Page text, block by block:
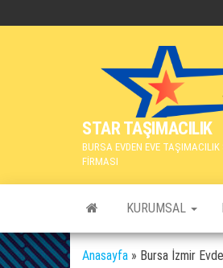
STAR TAŞIMACILIK
BURSA EVDEN EVE
FİRMASI
KURUMSAL
Anasayfa » Bursa İzmir